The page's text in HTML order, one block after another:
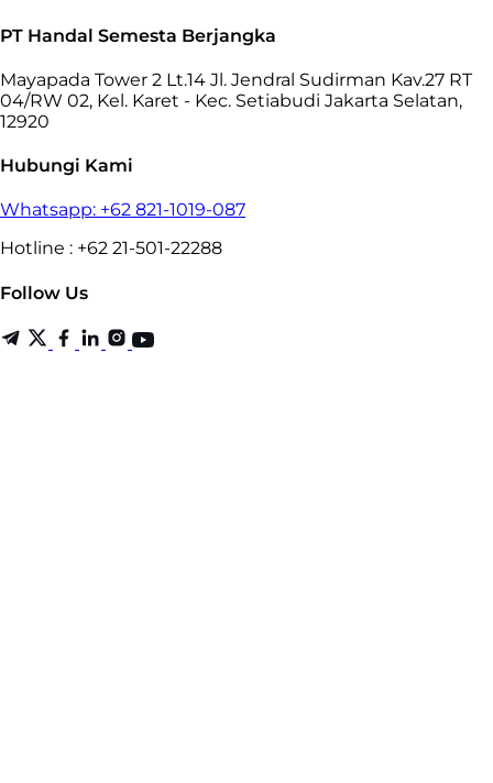
PT Handal Semesta Berjangka
Mayapada Tower 2 Lt.14 Jl. Jendral Sudirman Kav.27 RT
04/RW 02, Kel. Karet - Kec. Setiabudi Jakarta Selatan,
12920
Hubungi Kami
Whatsapp: +62 821-1019-087
Hotline : +62 21-501-22288
Follow Us